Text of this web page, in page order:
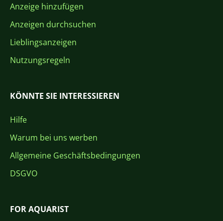
Anzeige hinzufügen
Anzeigen durchsuchen
Lieblingsanzeigen
Nutzungsregeln
KÖNNTE SIE INTERESSIEREN
Hilfe
Warum bei uns werben
Allgemeine Geschäftsbedingungen
DSGVO
FOR AQUARIST